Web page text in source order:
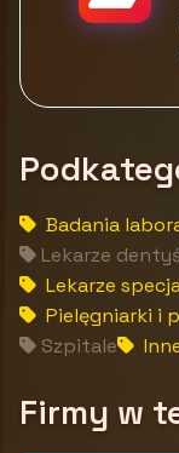
Badania
Lekarze
Lekarze
Pielęgniarki i
Szpitale
Firmy w